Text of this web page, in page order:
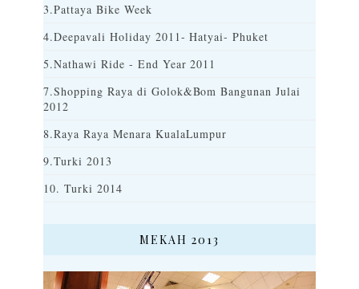
3.Pattaya Bike Week
4.Deepavali Holiday 2011- Hatyai- Phuket
5.Nathawi Ride - End Year 2011
7.Shopping Raya di Golok&Bom Bangunan Julai
2012
8.Raya Raya Menara KualaLumpur
9.Turki 2013
10. Turki 2014
MEKAH 2013